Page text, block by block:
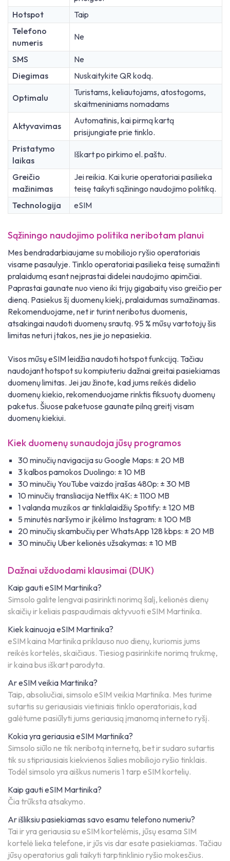
Hotspot
Taip
Telefono
numeris
Ne
SMS
Ne
Diegimas
Nuskaitykite QR kodą.
Optimalu
Turistams, keliautojams, atostogoms,
skaitmeniniams nomadams
Aktyvavimas
Automatinis, kai pirmą kartą
prisijungiate prie tinklo.
Pristatymo
laikas
Iškart po pirkimo el. paštu.
Greičio
mažinimas
Jei reikia. Kai kurie operatoriai pasilieka
teisę taikyti sąžiningo naudojimo politiką.
Technologija
eSIM
Sąžiningo naudojimo politika neribotam planui
Mes bendradarbiaujame su mobiliojo ryšio operatoriais
visame pasaulyje. Tinklo operatoriai pasilieka teisę sumažinti
pralaidumą esant neįprastai didelei naudojimo apimčiai.
Paprastai gaunate nuo vieno iki trijų gigabaitų viso greičio per
dieną. Pasiekus šį duomenų kiekį, pralaidumas sumažinamas.
Rekomenduojame, net ir turint neribotus duomenis,
atsakingai naudoti duomenų srautą. 95 % mūsų vartotojų šis
limitas neturi įtakos, nes jie jo nepasiekia.
Visos mūsų eSIM leidžia naudoti hotspot funkciją. Tačiau
naudojant hotspot su kompiuteriu dažnai greitai pasiekiamas
duomenų limitas. Jei jau žinote, kad jums reikės didelio
duomenų kiekio, rekomenduojame rinktis fiksuotų duomenų
paketus. Šiuose paketuose gaunate pilną greitį visam
duomenų kiekiui.
Kiek duomenų sunaudoja jūsų programos
30 minučių navigacija su Google Maps: ± 20 MB
3 kalbos pamokos Duolingo: ± 10 MB
30 minučių YouTube vaizdo įrašas 480p: ± 30 MB
10 minučių transliacija Netflix 4K: ± 1100 MB
1 valanda muzikos ar tinklalaidžių Spotify: ± 120 MB
5 minutės naršymo ir įkėlimo Instagram: ± 100 MB
20 minučių skambučių per WhatsApp 128 kbps: ± 20 MB
30 minučių Uber kelionės užsakymas: ± 10 MB
Dažnai užduodami klausimai (DUK)
Kaip gauti eSIM Martinika?
Simsolo galite lengvai pasirinkti norimą šalį, kelionės dienų
skaičių ir keliais paspaudimais aktyvuoti eSIM Martinika.
Kiek kainuoja eSIM Martinika?
eSIM kaina Martinika priklauso nuo dienų, kuriomis jums
reikės kortelės, skaičiaus. Tiesiog pasirinkite norimą trukmę,
ir kaina bus iškart parodyta.
Ar eSIM veikia Martinika?
Taip, absoliučiai, simsolo eSIM veikia Martinika. Mes turime
sutartis su geriausiais vietiniais tinklo operatoriais, kad
galėtume pasiūlyti jums geriausią įmanomą interneto ryšį.
Kokia yra geriausia eSIM Martinika?
Simsolo siūlo ne tik neribotą internetą, bet ir sudaro sutartis
tik su stipriausiais kiekvienos šalies mobiliojo ryšio tinklais.
Todėl simsolo yra aiškus numeris 1 tarp eSIM kortelių.
Kaip gauti eSIM Martinika?
Čia trūksta atsakymo.
Ar išliksiu pasiekiamas savo esamu telefono numeriu?
Tai ir yra geriausia su eSIM kortelėmis, jūsų esama SIM
kortelė lieka telefone, ir jūs vis dar esate pasiekiamas. Tačiau
jūsų operatorius gali taikyti tarptinklinio ryšio mokesčius.